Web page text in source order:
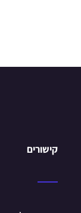
קישורים